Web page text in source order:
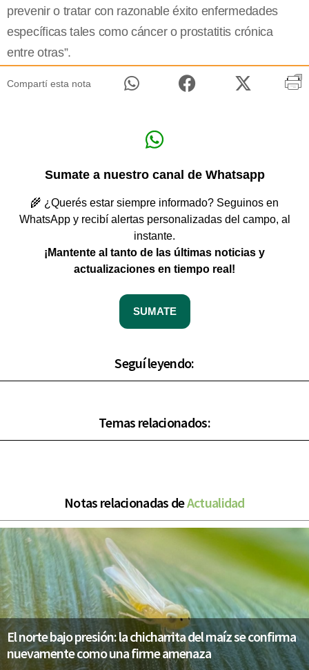
prevenir o tratar con razonable éxito enfermedades
específicas tales como cáncer o prostatitis crónica
entre otras”.
Compartí esta nota
Sumate a nuestro canal de Whatsapp
🌾 ¿Querés estar siempre informado? Seguinos en
WhatsApp y recibí alertas personalizadas del campo, al
instante.
¡Mantente al tanto de las últimas noticias y
actualizaciones en tiempo real!
SUMATE
Seguí leyendo:
Temas relacionados:
Notas relacionadas deActualidad
El norte bajo presión: la chicharrita del maíz se confirma
nuevamente como una firme amenaza